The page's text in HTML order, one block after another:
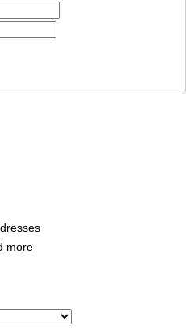
more